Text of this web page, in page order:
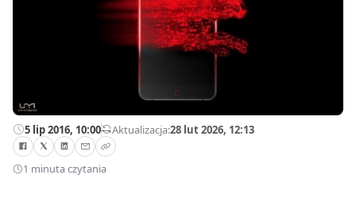
5 lip 2016, 10:00—Aktualizacja:28 lut 2026, 12:13
1 minuta czytania